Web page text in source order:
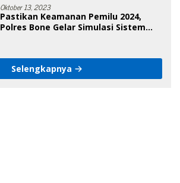
Oktober 13, 2023
Pastikan Keamanan Pemilu 2024,
Polres Bone Gelar Simulasi Sistem
Selengkapnya